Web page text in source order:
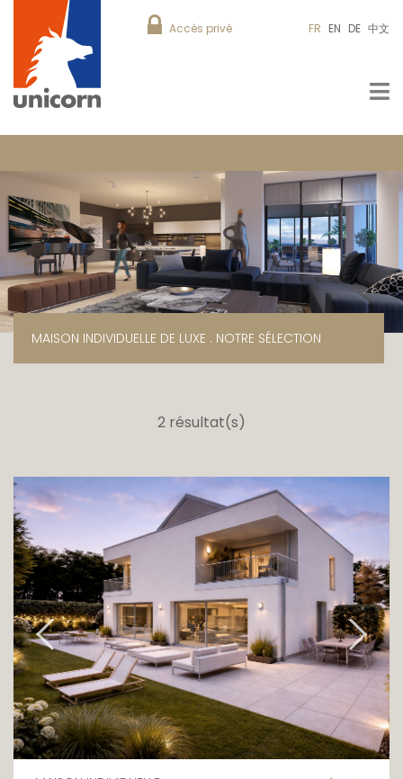
Accès privé FR EN DE 中文
MAISON INDIVIDUELLE DE LUXE : NOTRE SÉLECTION
2 résultat(s)